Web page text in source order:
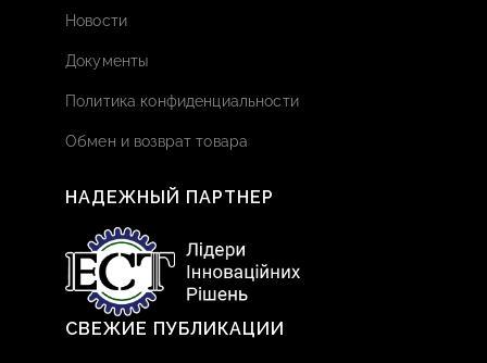
Новости
Документы
Политика конфиденциальности
Обмен и возврат товара
НАДЕЖНЫЙ ПАРТНЕР
СВЕЖИЕ ПУБЛИКАЦИИ